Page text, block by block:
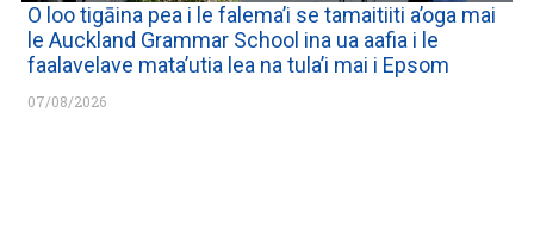
O loo tigāina pea i le falema’i se tamaitiiti a’oga mai
le Auckland Grammar School ina ua aafia i le
faalavelave mata’utia lea na tula’i mai i Epsom
07/08/2026